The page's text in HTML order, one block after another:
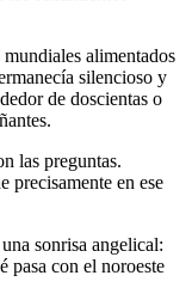
alimentados
silencioso y
de doscientas o
las preguntas.
precisamente en ese
sonrisa angelical:
pasa con el noroeste